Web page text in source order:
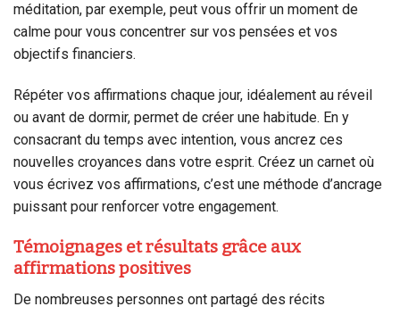
méditation, par exemple, peut vous offrir un moment de
calme pour vous concentrer sur vos pensées et vos
objectifs financiers.
Répéter vos affirmations chaque jour, idéalement au réveil
ou avant de dormir, permet de créer une habitude. En y
consacrant du temps avec intention, vous ancrez ces
nouvelles croyances dans votre esprit. Créez un carnet où
vous écrivez vos affirmations, c’est une méthode d’ancrage
puissant pour renforcer votre engagement.
Témoignages et résultats grâce aux
affirmations positives
De nombreuses personnes ont partagé des récits